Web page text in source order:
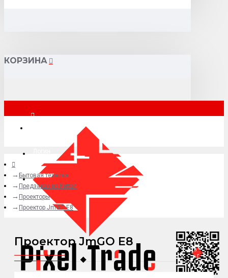
КОРЗИНА
+7 (495) 015-41-41
Бытовая техника
Предзаказ из Китая
Проекторы
Проектор JmGO E8
Проектор JmGO E8